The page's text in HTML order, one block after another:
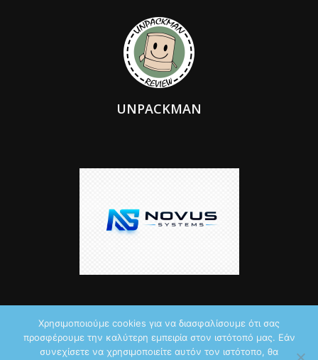
UNPACKMAN
© 2026 by iTechNews.gr
Χρησιμοποιούμε cookies για να διασφαλίσουμε ότι σας
προσφέρουμε την καλύτερη εμπειρία στον ιστότοπό μας. Εάν
συνεχίσετε να χρησιμοποιείτε αυτόν τον ιστότοπο, θα